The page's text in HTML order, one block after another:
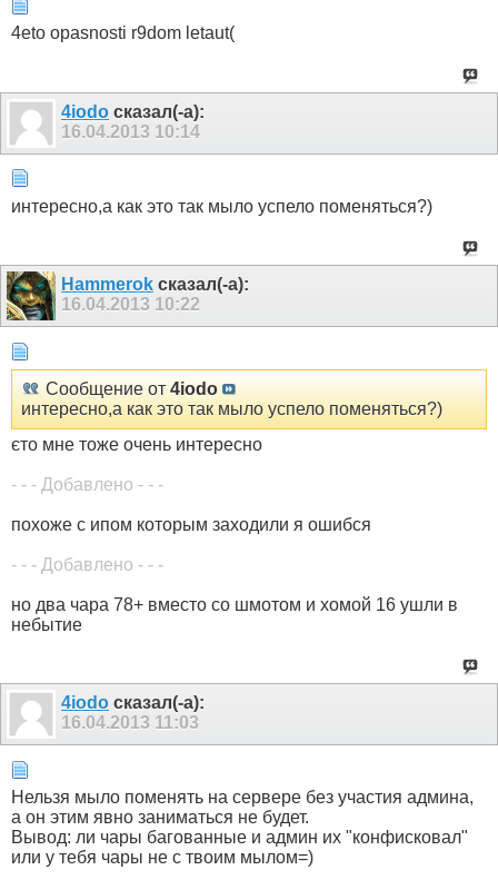
4eto opasnosti r9dom letaut(
4iodo сказал(-а):
16.04.2013 10:14
интересно,а как это так мыло успело поменяться?)
Hammerok сказал(-а):
16.04.2013 10:22
Сообщение от 4iodo
интересно,а как это так мыло успело поменяться?)
єто мне тоже очень интересно
- - - Добавлено - - -
похоже с ипом которым заходили я ошибся
- - - Добавлено - - -
но два чара 78+ вместо со шмотом и хомой 16 ушли в
небытие
4iodo сказал(-а):
16.04.2013 11:03
Нельзя мыло поменять на сервере без участия админа,
а он этим явно заниматься не будет.
Вывод: ли чары багованные и админ их "конфисковал"
или у тебя чары не с твоим мылом=)